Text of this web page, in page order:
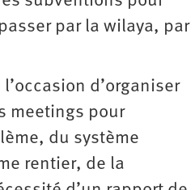
par la wilaya, par
d’organiser
meetings pour
du système
rentier, de la